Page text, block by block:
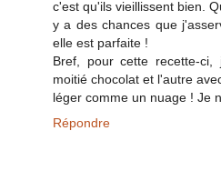
c'est qu'ils vieillissent bien.
y a des chances que
elle est parfaite !
Bref, pour cette recette-
moitié chocolat et l'autre
léger comme un nuage ! Je
Répondre